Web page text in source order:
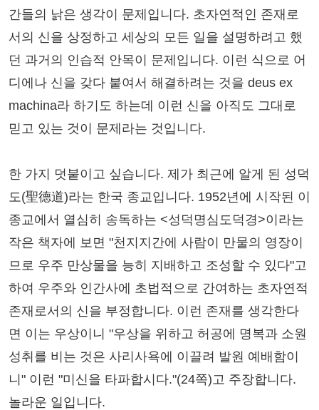
간들의 낡은 생각이 문제입니다. 초자연적인 존재로
서의 신을 상정하고 세상의 모든 일을 설명하려고 했
던 과거의 인습적 안목이 문제입니다. 이런 식으로 어
디에나 신을 갖다 붙여서 해결하려는 것을 deus ex
machina라 하기도 하는데 이런 신을 아직도 그대로
믿고 있는 것이 문제라는 것입니다.
한 가지 덧붙이고 싶습니다. 제가 최근에 알게 된 성덕
도(聖德道)라는 한국 종교입니다. 1952년에 시작된 이
종교에서 열심히 송독하는 <성덕명심도덕경>이라는
작은 책자에 보면 "천지지간에 사람이 만물의 영장이
므로 우주 만상물을 능히 지배하고 조성할 수 있다"고
하여 우주와 인간사에 초법적으로 간여하는 초자연적
존재로서의 신을 부정합니다. 이런 존재를 생각한다
면 이는 우상이니 "우상을 위하고 허공에 명복과 소원
성취를 비는 것은 사리사욕에 이끌려 발원 예배함이
니" 이런 "미신을 타파합시다."(24쪽)고 주장합니다.
놀라운 일입니다.